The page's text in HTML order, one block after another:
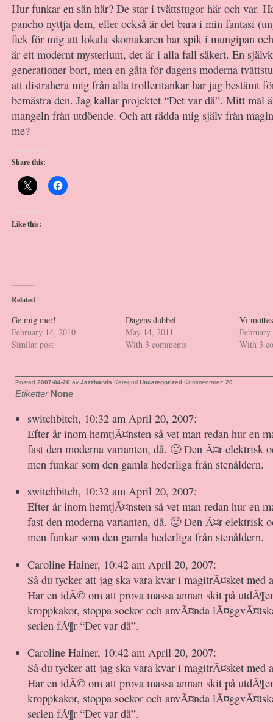
Hur funkar en sån här? De står i tvättstugor här och var.
pancho nyttja dem, eller också är det bara i min fantasi
fick för mig att lokala skomakaren har spik i mungipan
är ett modernt mysterium, det är i alla fall säkert. En
generationer bort, men en gåta för dagens moderna
att distrahera mig från alla trolleritankar har jag bestämt
bemästra den. Jag kallar projektet “Det var då”. Mitt mål
mangeln från utdöende. Och att rädda mig själv från
me?
Share this:
Like this:
Related
Ge mig mer!
February 14, 2010
Similar post
Dagens dubbel
May 14, 2011
With 3 comments
Vi
With 3
Postad 2007-04-20 av Jazzhands Kategori Uncategorized Kommentarer: 20
Etiketter None
switchbitch, 10:32 am April 20, 2007:
Efter år inom hemtjÃ¤nsten så vet man redan hur en
fast den moderna varianten, då. 🙂 Den Ã¤r elektrisk
men funkar som den gamla hederliga från stenåldern.
switchbitch, 10:32 am April 20, 2007:
Efter år inom hemtjÃ¤nsten så vet man redan hur en
fast den moderna varianten, då. 🙂 Den Ã¤r elektrisk
men funkar som den gamla hederliga från stenåldern.
Caroline Hainer, 10:42 am April 20, 2007:
Så du tycker att jag ska vara kvar i magitrÃ¤sket med
Har en idÃ© om att prova massa annan skit på
kroppkakor, stoppa sockor och anvÃ¤nda
serien fÃ¶r “Det var då”.
Caroline Hainer, 10:42 am April 20, 2007:
Så du tycker att jag ska vara kvar i magitrÃ¤sket med
Har en idÃ© om att prova massa annan skit på
kroppkakor, stoppa sockor och anvÃ¤nda
serien fÃ¶r “Det var då”.